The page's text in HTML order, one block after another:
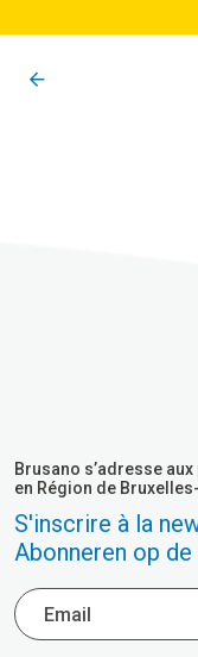
Brusano s’adresse
en Région de
S'inscrire à la
Abonneren op